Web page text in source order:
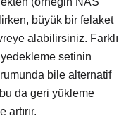
büyük bir felaket
alabilirsiniz. Farklı
setinin
bile alternatif
bu da geri yükleme
artırır.